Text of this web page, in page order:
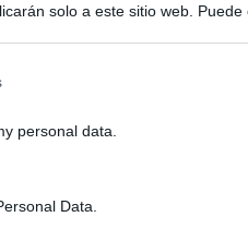
solo a este sitio web. Puede
personal data.
Data.